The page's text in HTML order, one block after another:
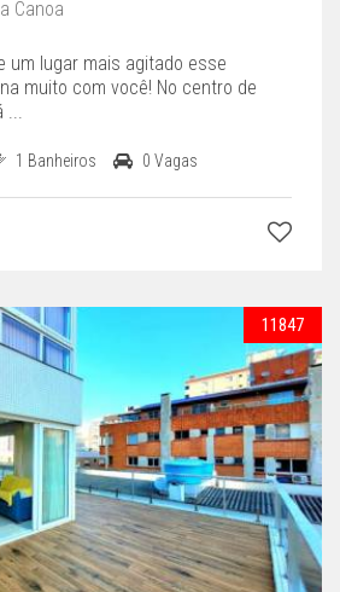
Canoa
um lugar mais agitado esse
muito com você! No centro de
...
1 Banheiros 0 Vagas
11847